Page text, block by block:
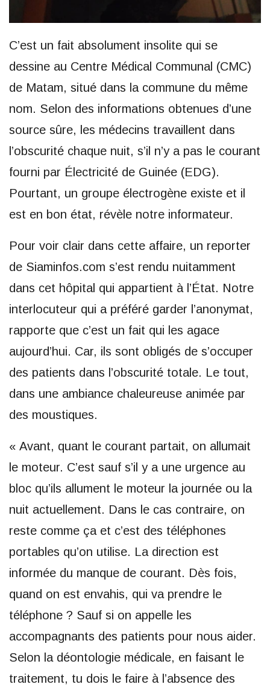
C’est un fait absolument insolite qui se
dessine au Centre Médical Communal (CMC)
de Matam, situé dans la commune du même
nom. Selon des informations obtenues d’une
source sûre, les médecins travaillent dans
l’obscurité chaque nuit, s’il n’y a pas le courant
fourni par Électricité de Guinée (EDG).
Pourtant, un groupe électrogène existe et il
est en bon état, révèle notre informateur.
Pour voir clair dans cette affaire, un reporter
de Siaminfos.com s’est rendu nuitamment
dans cet hôpital qui appartient à l’État. Notre
interlocuteur qui a préféré garder l’anonymat,
rapporte que c’est un fait qui les agace
aujourd’hui. Car, ils sont obligés de s’occuper
des patients dans l’obscurité totale. Le tout,
dans une ambiance chaleureuse animée par
des moustiques.
« Avant, quant le courant partait, on allumait
le moteur. C’est sauf s’il y a une urgence au
bloc qu’ils allument le moteur la journée ou la
nuit actuellement. Dans le cas contraire, on
reste comme ça et c’est des téléphones
portables qu’on utilise. La direction est
informée du manque de courant. Dès fois,
quand on est envahis, qui va prendre le
téléphone ? Sauf si on appelle les
accompagnants des patients pour nous aider.
Selon la déontologie médicale, en faisant le
traitement, tu dois le faire à l’absence des